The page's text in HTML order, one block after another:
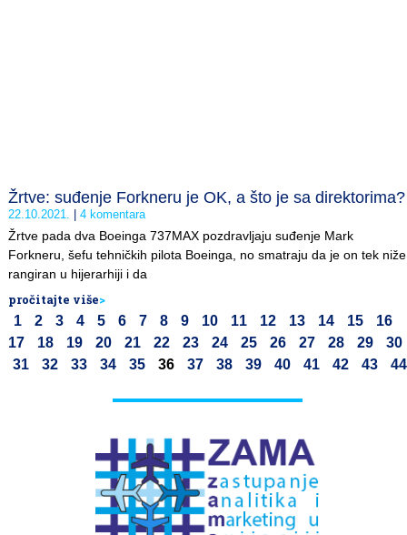
Žrtve: suđenje Forkneru je OK, a što je sa direktorima?
22.10.2021. 4 komentara
Žrtve pada dva Boeinga 737MAX pozdravljaju suđenje Mark
Forkneru, šefu tehničkih pilota Boeinga, no smatraju da je on tek niže
rangiran u hijerarhiji i da
pročitajte više>
1 2 3 4 5 6 7 8 9 10 11 12 13 14 15
16
17
18 19 20 21 22 23 24 25 26 27 28 29
30
31
32 33 34 35 36 37 38 39 40 41 42 43 44